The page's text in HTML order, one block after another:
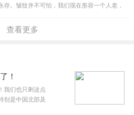
。皱纹并不可怕，我们现在形容一个人老，
查看更多
！
我们也只剩这点
别是中国北部及